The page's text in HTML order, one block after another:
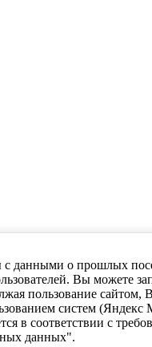
данными о прошлых
Вы можете
пользование сайтом,
систем
в соответствии с
данных".